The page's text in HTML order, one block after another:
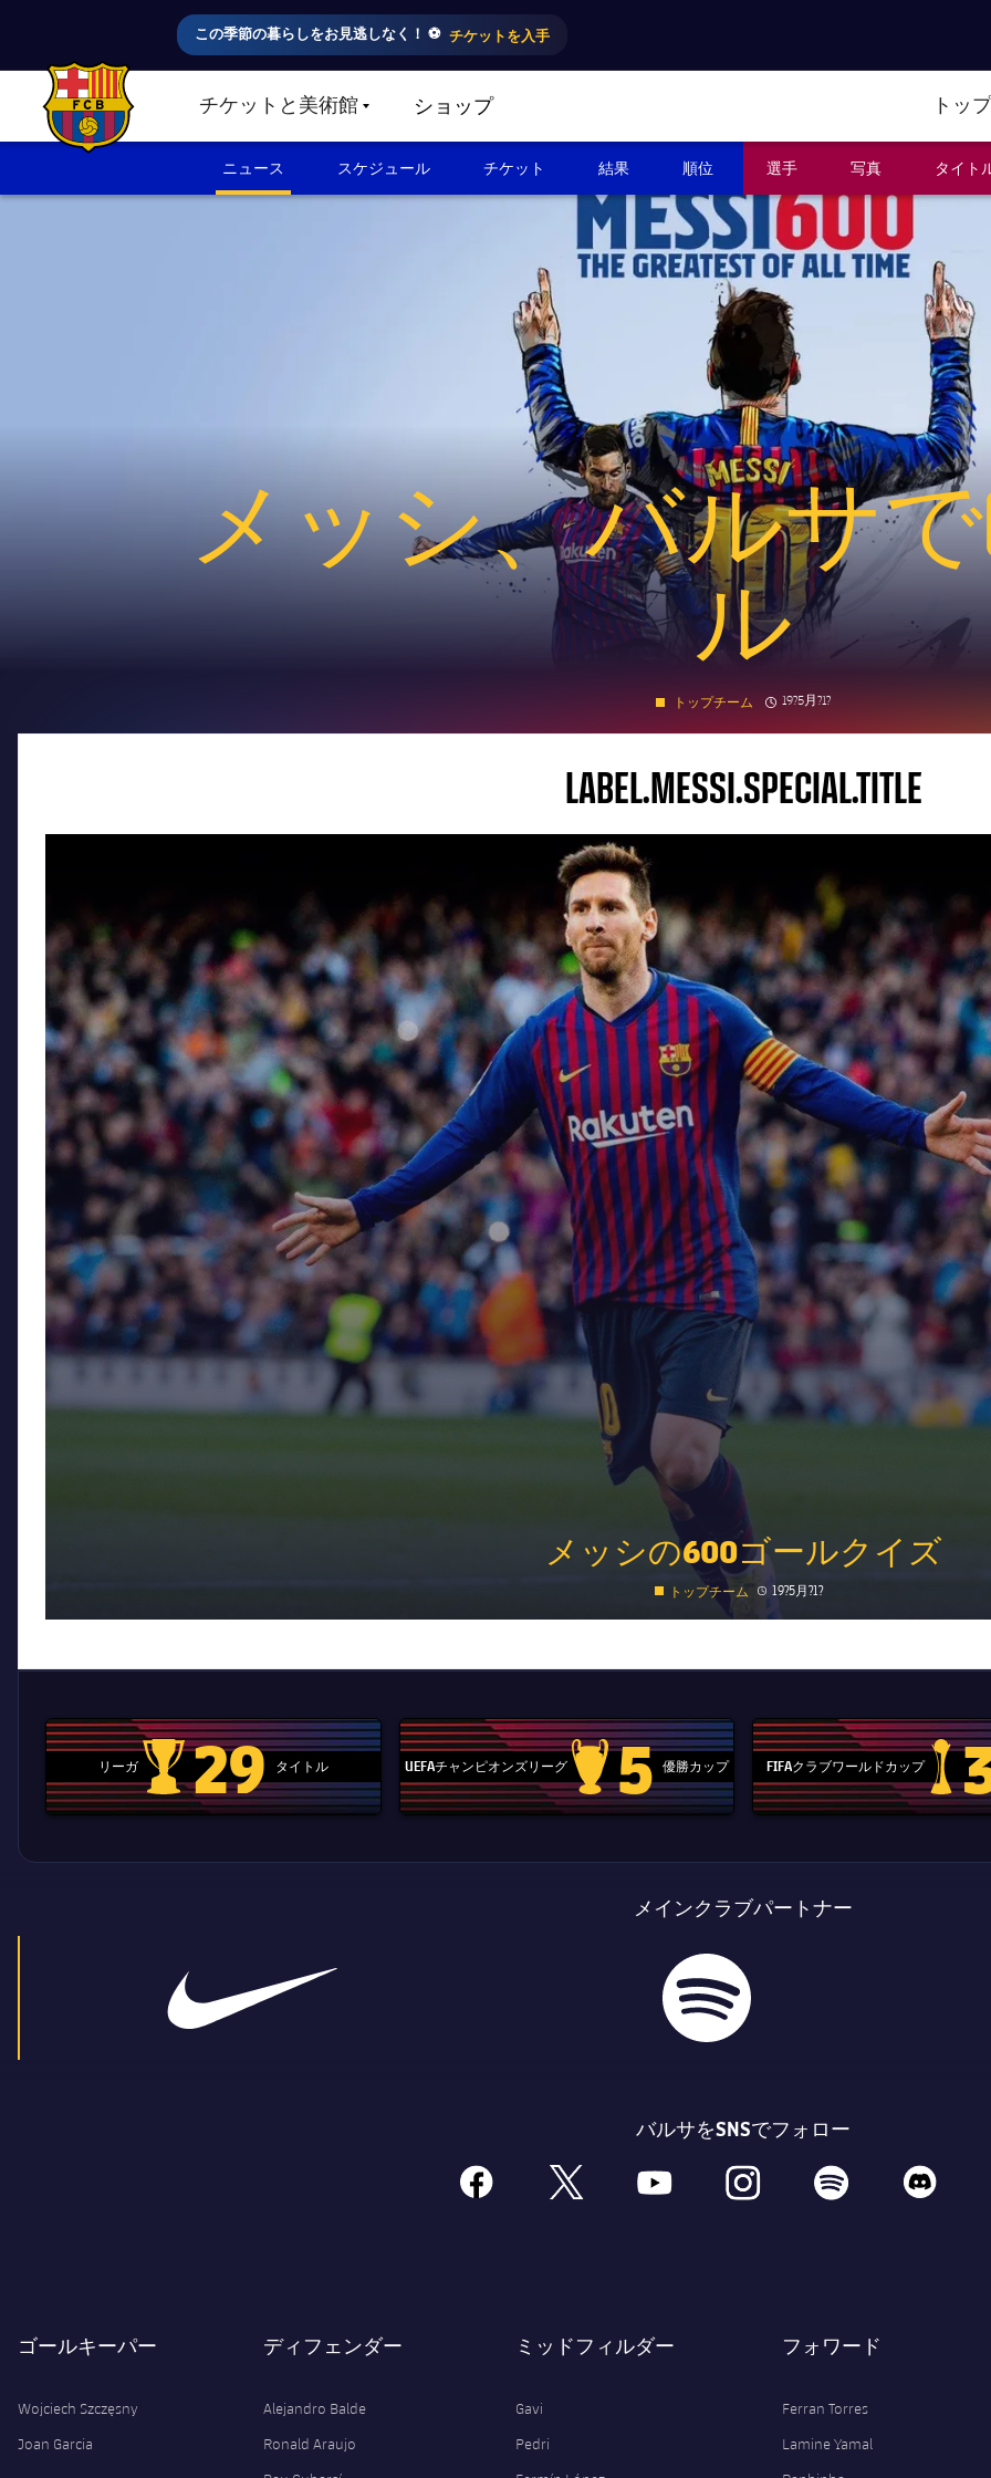
この季節の暮らしをお見逃しなく！ ⚽️ チケットを入手
FC Barcelona club badge チケットと美術館LABEL.SHARE.CARETDOWNショップ トッ
ニュース スケジュール チケット 結果 順位 選手 写真 タイト
メッシ、バルサで
ル
トップチーム clock
Published news
19?5月?1?
LABEL.MESSI.SPECIAL.TITLE
メッシの600ゴールクイズ
トップチーム Published news
19?5月?1?
リーガ
La Liga trophy
29 タイトル UEFAチャンピオンズリーグ
Champions League trophy
5 優勝カップ FIFAクラブワールドカップ
メインクラブパートナー
バルサをSNSでフォロー
facebook x youtube instagram spotify discord
ゴールキーパー
Wojciech Szczęsny
Joan Garcia
ディフェンダー
Alejandro Balde
Ronald Araujo
ミッドフィルダー
Gavi
Pedri
フォワード
Ferran Torres
Lamine Yamal